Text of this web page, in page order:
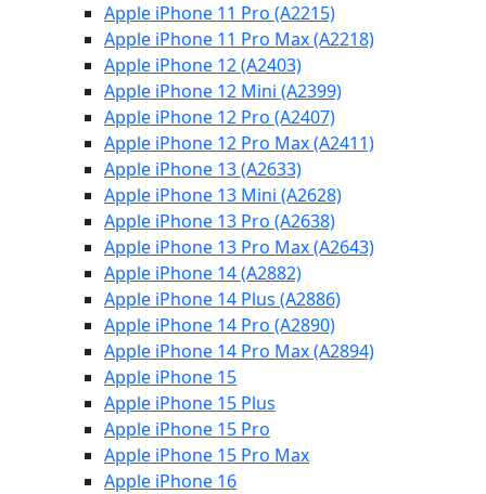
Apple iPhone 11 Pro (A2215)
Apple iPhone 11 Pro Max (A2218)
Apple iPhone 12 (A2403)
Apple iPhone 12 Mini (A2399)
Apple iPhone 12 Pro (A2407)
Apple iPhone 12 Pro Max (A2411)
Apple iPhone 13 (A2633)
Apple iPhone 13 Mini (A2628)
Apple iPhone 13 Pro (A2638)
Apple iPhone 13 Pro Max (A2643)
Apple iPhone 14 (A2882)
Apple iPhone 14 Plus (A2886)
Apple iPhone 14 Pro (A2890)
Apple iPhone 14 Pro Max (A2894)
Apple iPhone 15
Apple iPhone 15 Plus
Apple iPhone 15 Pro
Apple iPhone 15 Pro Max
Apple iPhone 16